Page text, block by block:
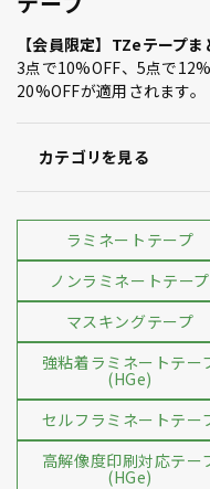
【会員限定】TZeテープ
3点で10%OFF、5点で
20%OFFが適用されます。
カテゴリを見る
ラミネートテープ
ノンラミネートテープ
マスキングテープ
強粘着ラミネートテー
(HGe)
セルフラミネートテー
高解像度印刷対応テー
(HGe)